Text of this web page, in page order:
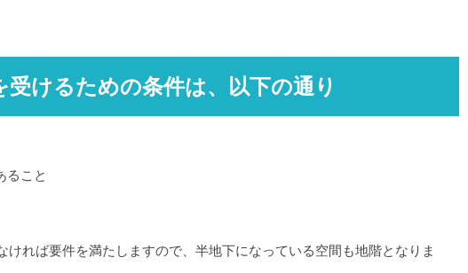
受けるための条件は、以下の通り
ること
ければ要件を満たしますので、半地下になっている空間も地階となりま